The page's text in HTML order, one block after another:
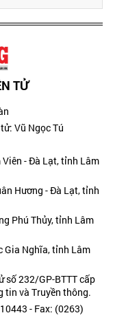
TỬ
Vũ Ngọc Tú
- Đà Lạt, tỉnh Lâm
Hương - Đà Lạt, tỉnh
Phú Thủy, tỉnh Lâm
Gia Nghĩa, tỉnh Lâm
số 232/GP-BTTT cấp
tin và Truyền thông.
- Fax: (0263)